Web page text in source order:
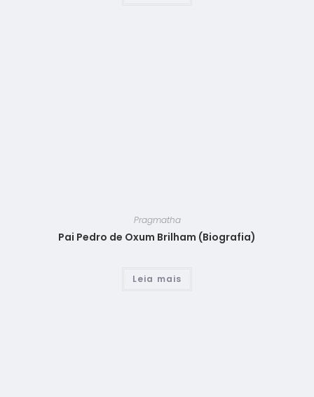
Pragmatha
Pai Pedro de Oxum Brilham (Biografia)
Leia mais